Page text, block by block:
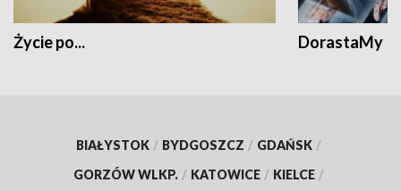
Życie po... DorastaMy
BIAŁYSTOK / BYDGOSZCZ / GDAŃSK /
GORZÓW WLKP. / KATOWICE / KIELCE /